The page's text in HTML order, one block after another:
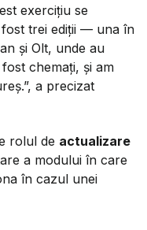
exercițiu se
trei ediții — una în
și Olt, unde au
chemați, și am
a precizat
rolul de actualizare
a modului în care
în cazul unei